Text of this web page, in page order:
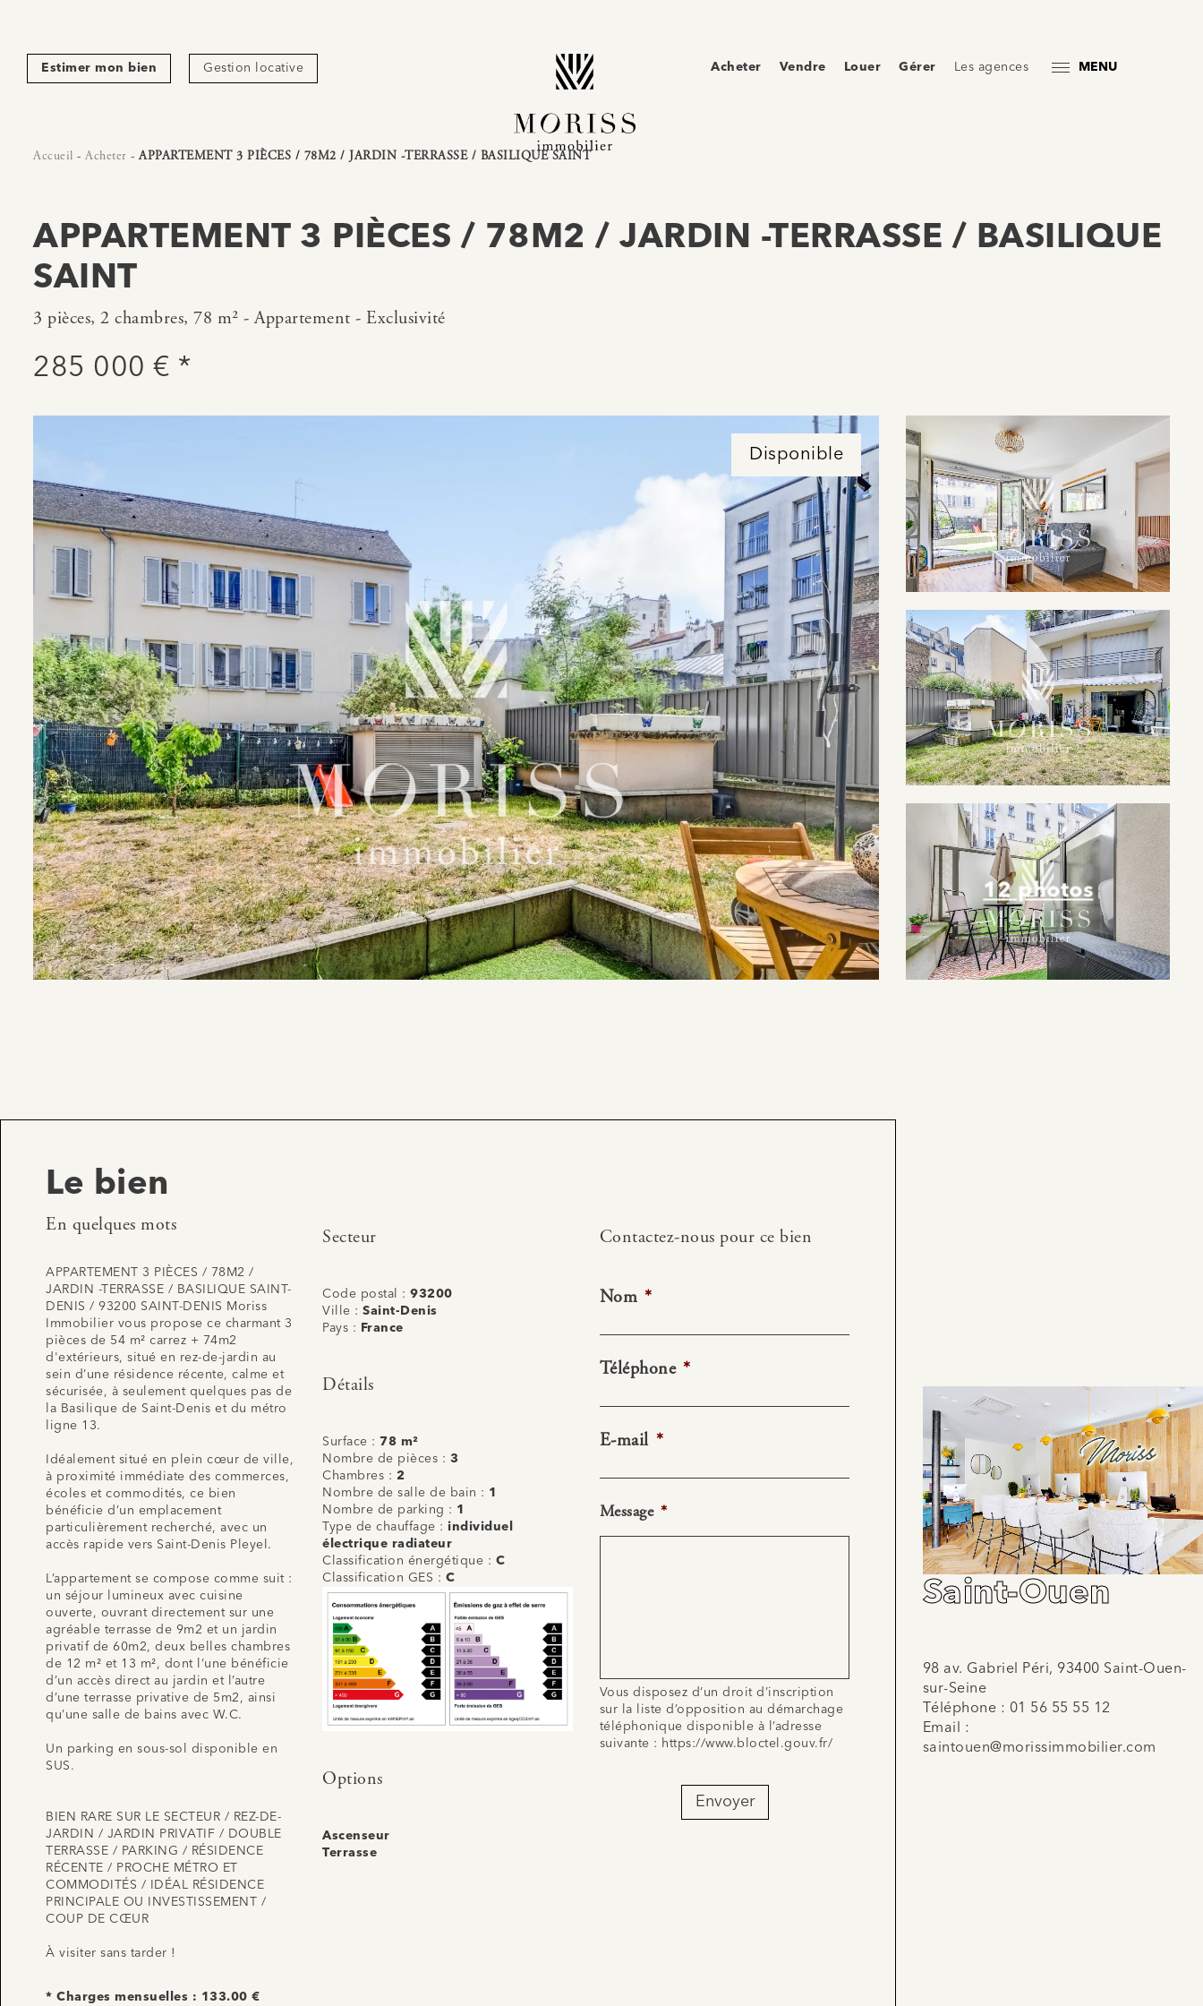
Estimer mon bien Gestion locative Acheter Vendre Louer Gérer Les agences MENU
Accueil - Acheter -APPARTEMENT 3 PIÈCES / 78M2 / JARDIN -TERRASSE / BASILIQUE SAINT
APPARTEMENT 3 PIÈCES / 78M2 / JARDIN -TERRASSE / BASILIQUE
SAINT
3 pièces, 2 chambres, 78 m² - Appartement - Exclusivité
285 000 € *
Disponible
12 photos
Le bien
En quelques mots
APPARTEMENT 3 PIÈCES / 78M2 /
JARDIN -TERRASSE / BASILIQUE SAINT-
DENIS / 93200 SAINT-DENIS Moriss
Immobilier vous propose ce charmant 3
pièces de 54 m² carrez + 74m2
d'extérieurs, situé en rez-de-jardin au
sein d’une résidence récente, calme et
sécurisée, à seulement quelques pas de
la Basilique de Saint-Denis et du métro
ligne 13.
Idéalement situé en plein cœur de ville,
à proximité immédiate des commerces,
écoles et commodités, ce bien
bénéficie d’un emplacement
particulièrement recherché, avec un
accès rapide vers Saint-Denis Pleyel.
L’appartement se compose comme suit :
un séjour lumineux avec cuisine
ouverte, ouvrant directement sur une
agréable terrasse de 9m2 et un jardin
privatif de 60m2, deux belles chambres
de 12 m² et 13 m², dont l’une bénéficie
d’un accès direct au jardin et l’autre
d’une terrasse privative de 5m2, ainsi
qu’une salle de bains avec W.C.
Un parking en sous-sol disponible en
SUS.
BIEN RARE SUR LE SECTEUR / REZ-DE-
JARDIN / JARDIN PRIVATIF / DOUBLE
TERRASSE / PARKING / RÉSIDENCE
RÉCENTE / PROCHE MÉTRO ET
COMMODITÉS / IDÉAL RÉSIDENCE
PRINCIPALE OU INVESTISSEMENT /
COUP DE CŒUR
À visiter sans tarder !
* Charges mensuelles : 133.00 €
Secteur
Code postal :93200
Ville :Saint-Denis
Pays :
France
Détails
Surface : 78 m²
Nombre de pièces : 3
Chambres : 2
Nombre de salle de bain : 1
Nombre de parking : 1
Type de chauffage : individuel
électrique radiateur
Classification énergétique : C
Classification GES : C
Options
Ascenseur
Terrasse
Contactez-nous pour ce bien
Nom *
Téléphone *
E-mail *
Message *
Vous disposez d’un droit d’inscription
sur la liste d’opposition au démarchage
téléphonique disponible à l’adresse
suivante : https://www.bloctel.gouv.fr/
Envoyer
Saint-Ouen
98 av. Gabriel Péri, 93400 Saint-Ouen-
sur-Seine
Téléphone : 01 56 55 55 12
Email :
saintouen@morissimmobilier.com